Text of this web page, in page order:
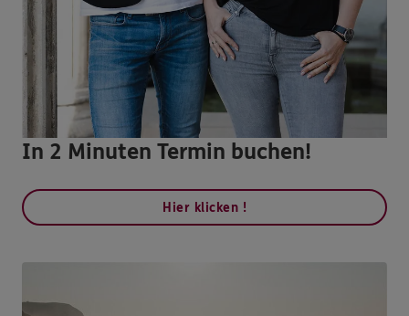
In 2 Minuten Termin buchen!
Hier klicken !